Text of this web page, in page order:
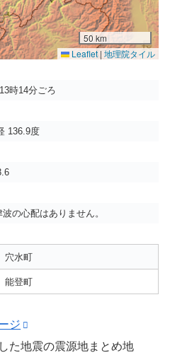
50 km
Leaflet | 地理院タイル
時14分ごろ
136.9度
の心配はありません。
穴水町
能登町
ジ
た地震の震源地まとめ地